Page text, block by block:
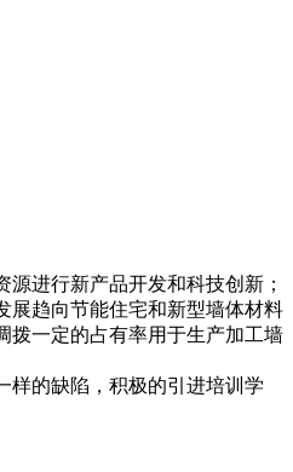
进行新产品开发和科技创新；
展趋向节能住宅和新型墙体材料
拨一定的占有率用于生产加工墙
样的缺陷，积极的引进培训学